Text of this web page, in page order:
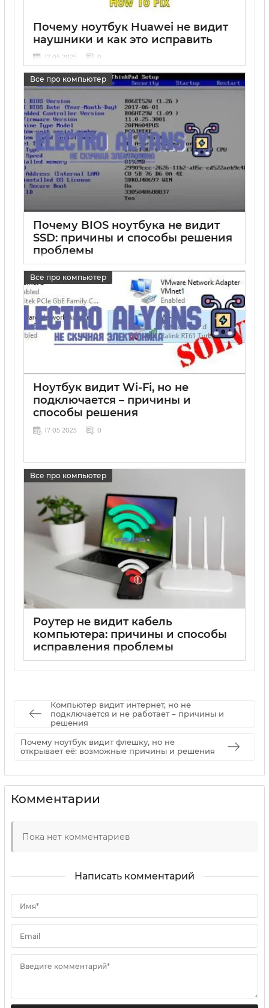
Почему ноутбук Huawei не видит
наушники и как это исправить
17 05 2025 0
Все про компьютер
Почему BIOS ноутбука не видит
SSD: причины и способы решения
проблемы
Все про компьютер
Ноутбук видит Wi-Fi, но не
подключается – причины и
способы решения
17 05 2025 0
Все про компьютер
Роутер не видит кабель
компьютера: причины и способы
исправления проблемы
Компьютер видит интернет, но не
подключается и не работает – причины и
решения
Почему ноутбук видит флешку, но не
открывает её: возможные причины и решения
Комментарии
Пока нет комментариев
Написать комментарий
Имя*
Email
Введите комментарий*